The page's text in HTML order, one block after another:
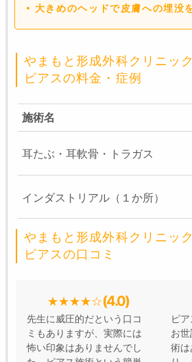
大きめのヘッドで皮膚への埋没
やまもと形成外科クリニック
ピアスの料金・症例
施術名
耳たぶ・耳軟骨・トラガス
インダストリアル（１か所）
やまもと形成外科クリニック
ピアスの口コミ
(4.0)
先生に威圧的だという口コ
ミもありますが、実際には
怖い印象はありませんでし
ピ
お
術は